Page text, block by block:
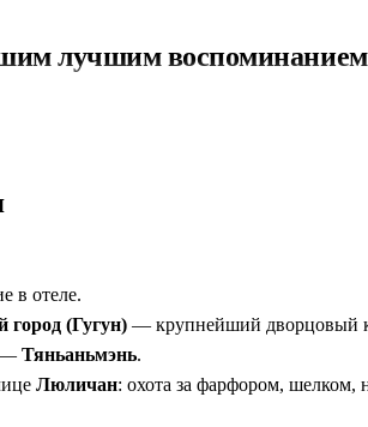
лучшим
так, чтобы минимизировать время
в отеле.
город (Гугун) — крупнейший дворцовый
— Тяньаньмэнь.
Люличан: охота за фарфором,